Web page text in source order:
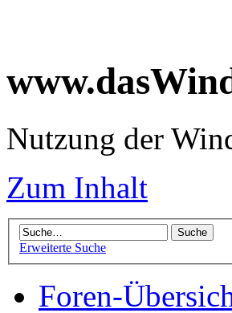
Nutzung der
Zum Inhalt
Erweiterte Suche
Foren-